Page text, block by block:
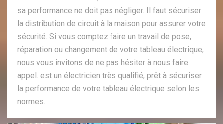
sa performance ne doit pas négliger. Il faut sécuriser
la distribution de circuit à la maison pour assurer votre
sécurité. Si vous comptez faire un travail de pose,
réparation ou changement de votre tableau électrique,
nous vous invitons de ne pas hésiter à nous faire
appel. est un électricien très qualifié, prêt à sécuriser
la performance de votre tableau électrique selon les
normes.